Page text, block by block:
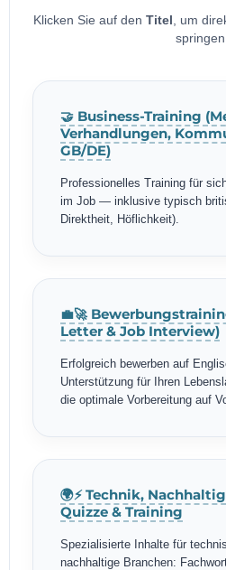
Klicken Sie auf den Titel , um
🤝 Business-Training
Verhandlungen,
GB/DE)
Professionelles Training für
im Job — inklusive typisch
Direktheit, Höflichkeit).
💼🚀
Letter & Job Interview)
Erfolgreich bewerben auf
Unterstützung für Ihren
die optimale Vorbereitung auf
🌍⚡ Technik,
Quizze & Training
Spezialisierte Inhalte für
nachhaltige Branchen: